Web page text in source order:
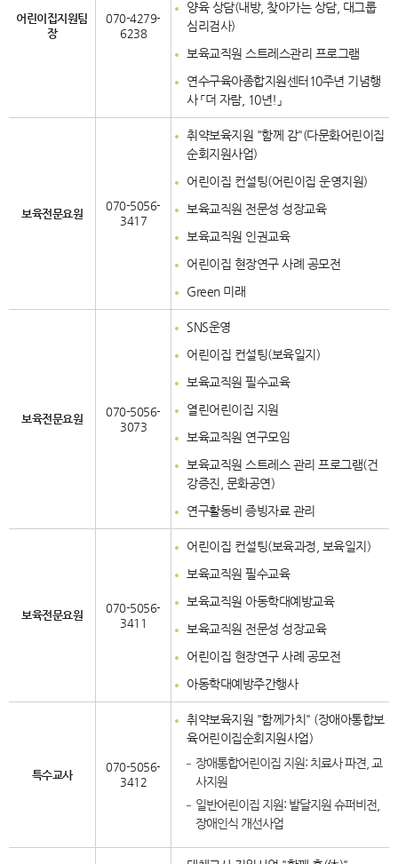
어린이집지원팀
장
070-4279-
6238
양육 상담(내방, 찾아가는 상담, 대그룹
심리검사)
보육교직원 스트레스관리 프로그램
연수구육아종합지원센터10주년 기념행
사 「더 자람, 10년!」
보육전문요원
070-5056-
3417
취약보육지원 "함께 감"(다문화어린이집
순회지원사업)
어린이집 컨설팅(어린이집 운영지원)
보육교직원 전문성 성장교육
보육교직원 인권교육
어린이집 현장연구 사례 공모전
Green 미래
보육전문요원
070-5056-
3073
SNS운영
어린이집 컨설팅(보육일지)
보육교직원 필수교육
열린어린이집 지원
보육교직원 연구모임
보육교직원 스트레스 관리 프로그램(건
강증진, 문화공연)
연구활동비 증빙자료 관리
보육전문요원
070-5056-
3411
어린이집 컨설팅(보육과정, 보육일지)
보육교직원 필수교육
보육교직원 아동학대예방교육
보육교직원 전문성 성장교육
어린이집 현장연구 사례 공모전
아동학대예방주간행사
특수교사
070-5056-
3412
취약보육지원 "함께가치" (장애아통합보
육어린이집순회지원사업)
장애통합어린이집 지원: 치료사 파견, 교
사지원
일반어린이집 지원: 발달지원 슈퍼비전,
장애인식 개선사업